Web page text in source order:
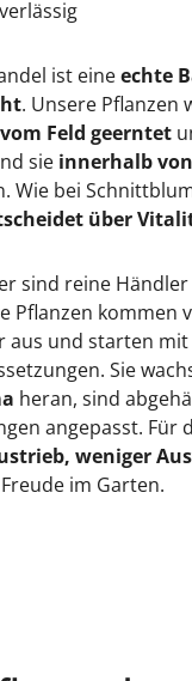
ist eineechte
. Unsere Pflanzen
Feld geerntet
sie innerhalb
Wie bei
über
sind reine
Pflanzen kommen
aus und starten
Sie
heran, sind
angepasst. Für
weniger
im Garten.